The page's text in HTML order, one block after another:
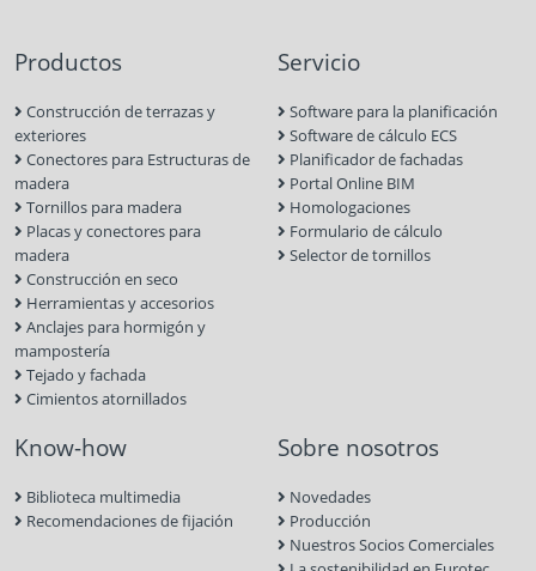
Productos
Construcción de terrazas y
exteriores
Conectores para Estructuras de
madera
Tornillos para madera
Placas y conectores para
madera
Construcción en seco
Herramientas y accesorios
Anclajes para hormigón y
mampostería
Tejado y fachada
Cimientos atornillados
Servicio
Software para la planificación
Software de cálculo ECS
Planificador de fachadas
Portal Online BIM
Homologaciones
Formulario de cálculo
Selector de tornillos
Know-how
Biblioteca multimedia
Recomendaciones de fijación
Sobre nosotros
Novedades
Producción
Nuestros Socios Comerciales